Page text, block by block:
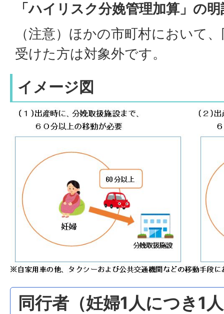
「ハイリスク分娩管理加算」の明
（注意）ほかの市町村において
受けた方は対象外です。
イメージ図
同行者（妊婦1人につき1